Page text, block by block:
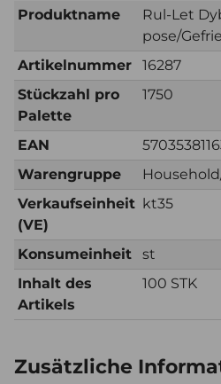
Produktname
Rul-Let
pose/
Artikelnummer
16287
Stückzahl pro
Palette
1750
EAN
Warengruppe
Verkaufseinheit
(VE)
kt35
Konsumeinheit
st
Inhalt des
Artikels
100 STK
Zusätzliche